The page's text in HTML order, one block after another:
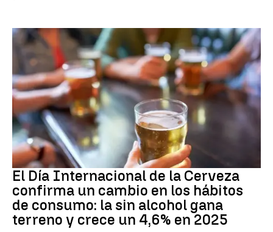
Día Internacional Cerveza
El Día Internacional de la Cerveza
confirma un cambio en los hábitos
de consumo: la sin alcohol gana
terreno y crece un 4,6% en 2025